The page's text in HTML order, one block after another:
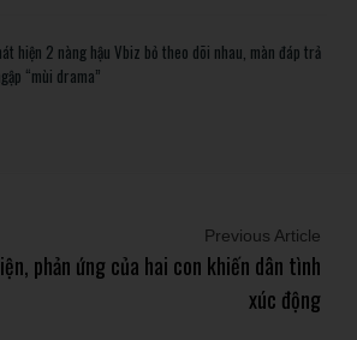
hiện 2 nàng hậu Vbiz bỏ theo dõi nhau, màn đáp trả
“mùi drama”
Previous Article
phản ứng của hai con khiến dân tình
xúc động